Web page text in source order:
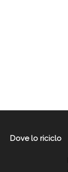
Dove lo riciclo